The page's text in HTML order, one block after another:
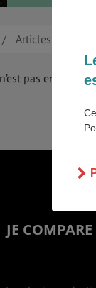
Articles
pas encore
JE COMPARE